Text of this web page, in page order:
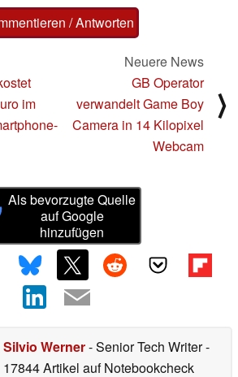
/ Antworten
im
Neuere News
GB Operator
verwandelt Game Boy
Camera in 14 Kilopixel
Webcam
⟩
Als bevorzugte Quelle
auf Google
hinzufügen
Silvio Werner- Senior Tech Writer-
17844 Artikel auf Notebookcheck